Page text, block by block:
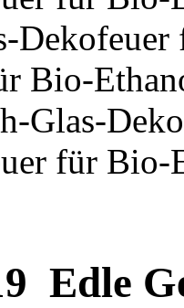
Edle